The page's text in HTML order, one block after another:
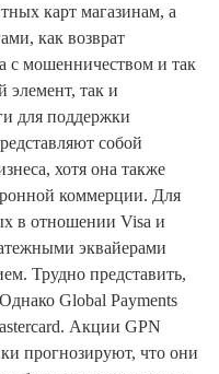
карт магазинам, а
как возврат
с мошенничеством и так
элемент, так и
для поддержки
собой
хотя она также
коммерции. Для
в отношении Visa и
эквайерами
Трудно представить,
Global Payments
Акции GPN
прогнозируют, что они